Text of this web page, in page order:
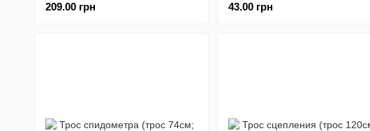
209.00 грн
43.00 грн